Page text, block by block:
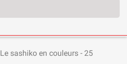
Le sashiko en couleurs - 25